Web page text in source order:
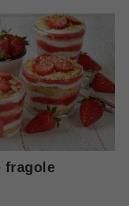
fragole